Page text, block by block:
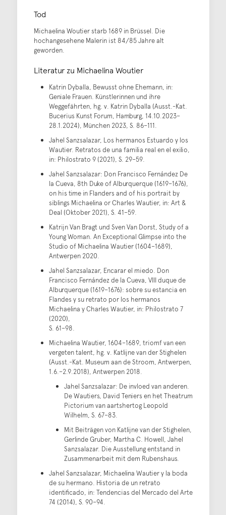
Tod
Michaelina Woutier starb 1689 in Brüssel. Die
hochangesehene Malerin ist 84/85 Jahre alt
geworden.
Literatur zu Michaelina Woutier
Katrin Dyballa, Bewusst ohne Ehemann, in:
Geniale Frauen. Künstlerinnen und ihre
Weggefährten, hg. v. Katrin Dyballa (Ausst.-Kat.
Bucerius Kunst Forum, Hamburg, 14.10.2023–
28.1.2024), München 2023, S. 86–111.
Jahel Sanzsalazar, Los hermanos Estuardo y los
Wautier. Retratos de una familia real en el exilio,
in: Philostrato 9 (2021), S. 29–59.
Jahel Sanzsalazar: Don Francisco Fernández De
la Cueva, 8th Duke of Alburquerque (1619–1676),
on his time in Flanders and of his portrait by
siblings Michaelina or Charles Wautier, in: Art &
Deal (Oktober 2021), S. 41–59.
Katrijn Van Bragt und Sven Van Dorst, Study of a
Young Woman. An Exceptional Glimpse into the
Studio of Michaelina Wautier (1604–1689),
Antwerpen 2020.
Jahel Sanzsalazar, Encarar el miedo. Don
Francisco Fernández de la Cueva, VIII duque de
Alburquerque (1619–1676): sobre su estancia en
Flandes y su retrato por los hermanos
Michaelina y Charles Wautier, in: Philostrato 7
(2020),
S. 61–98.
Michaelina Wautier, 1604–1689, triomf van een
vergeten talent, hg. v. Katlijne van der Stighelen
(Ausst.-Kat. Museum aan de Stroom, Antwerpen,
1.6.–2.9.2018), Antwerpen 2018.
Jahel Sanzsalazar: De invloed van anderen.
De Wautiers, David Teniers en het Theatrum
Pictorium van aartshertog Leopold
Wilhelm, S. 67–83.
Mit Beiträgen von Katlijne van der Stighelen,
Gerlinde Gruber, Martha C. Howell, Jahel
Sanzsalazar. Die Ausstellung entstand in
Zusammenarbeit mit dem Rubenshaus.
Jahel Sanzsalazar, Michaelina Wautier y la boda
de su hermano. Historia de un retrato
identificado, in: Tendencias del Mercado del Arte
74 (2014), S. 90–94.